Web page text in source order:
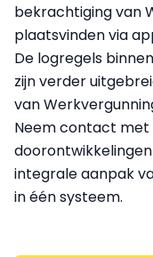
bekrachtiging van
plaatsvinden via
De logregels
zijn verder
van
Neem contact met
integrale aanpak
in één systeem.